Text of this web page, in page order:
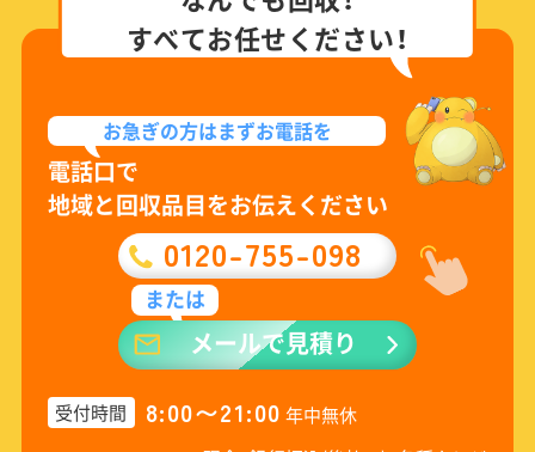
すべてお任せください！
お急ぎの方はまずお電話を
電話口で
地域と回収品目をお伝えください
0120-755-098
または
メールで見積り
受付時間 8:00〜21:00 年中無休